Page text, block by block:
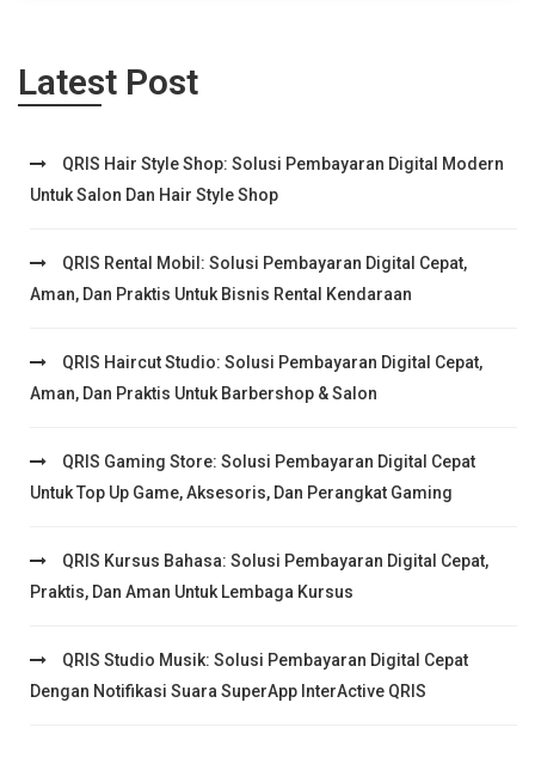
Latest Post
QRIS Hair Style Shop: Solusi Pembayaran Digital Modern
Untuk Salon Dan Hair Style Shop
QRIS Rental Mobil: Solusi Pembayaran Digital Cepat,
Aman, Dan Praktis Untuk Bisnis Rental Kendaraan
QRIS Haircut Studio: Solusi Pembayaran Digital Cepat,
Aman, Dan Praktis Untuk Barbershop & Salon
QRIS Gaming Store: Solusi Pembayaran Digital Cepat
Untuk Top Up Game, Aksesoris, Dan Perangkat Gaming
QRIS Kursus Bahasa: Solusi Pembayaran Digital Cepat,
Praktis, Dan Aman Untuk Lembaga Kursus
QRIS Studio Musik: Solusi Pembayaran Digital Cepat
Dengan Notifikasi Suara SuperApp InterActive QRIS